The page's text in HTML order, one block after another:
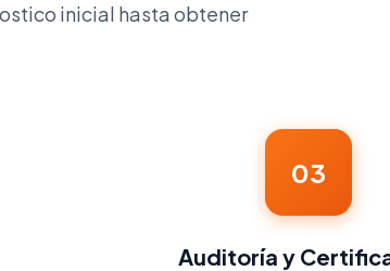
inicial hasta obtener
03
Auditoría y